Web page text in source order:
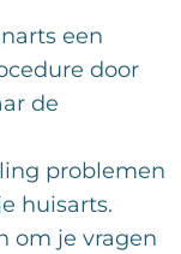
een
door
de
problemen
huisarts.
om je vragen